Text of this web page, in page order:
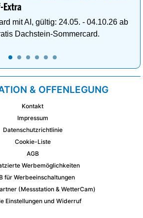
Extra
mit AI, gültig: 24.05. - 04.10.26 ab
Dachstein-Sommercard.
& OFFENLEGUNG
Kontakt
Impressum
Datenschutzrichtlinie
Cookie-Liste
AGB
Werbemöglichkeiten
für Werbeeinschaltungen
(Messstation & WetterCam)
Einstellungen und Widerruf